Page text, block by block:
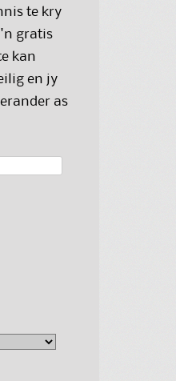
te kry
gratis
kan
en jy
as